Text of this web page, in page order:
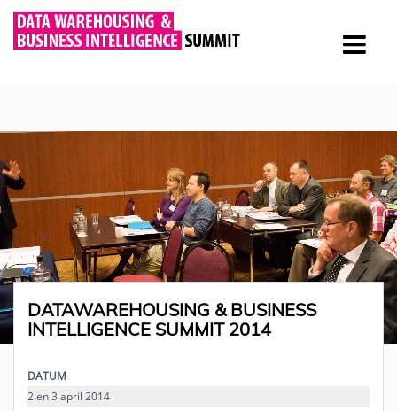
DATAWAREHOUSING & BUSINESS
INTELLIGENCE SUMMIT 2014
DATUM
2 en 3 april 2014